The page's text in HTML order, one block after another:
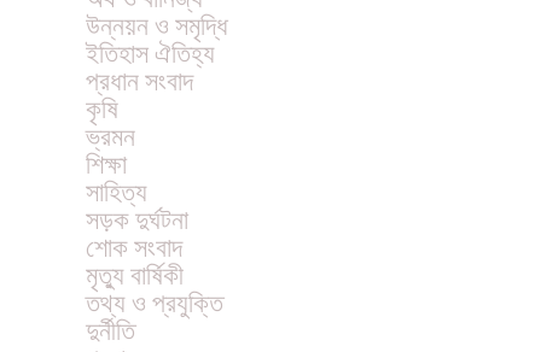
উন্নয়ন ও সমৃদ্ধি
ইতিহাস ঐতিহ্য
প্রধান সংবাদ
কৃষি
ভ্রমন
শিক্ষা
সাহিত্য
সড়ক দুর্ঘটনা
শোক সংবাদ
মৃত্যু বার্ষিকী
তথ্য ও প্রযুক্তি
দুর্নীতি